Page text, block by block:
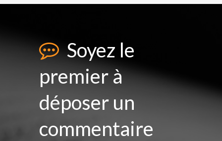
Soyez le
premier à
déposer un
commentaire